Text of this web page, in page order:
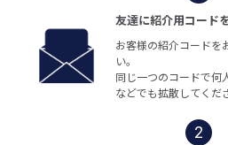
友達に紹介用コード
お客様の紹介コードを
い。
同じ一つのコードで何
などでも拡散してくだ
2